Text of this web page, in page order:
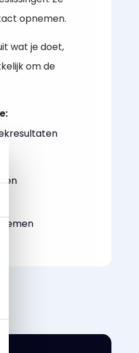
opnemen.
wat je doet,
om de
en